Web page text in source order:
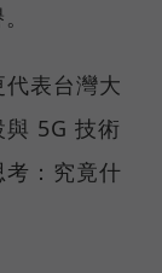
表台灣大
5G 技術
：究竟什